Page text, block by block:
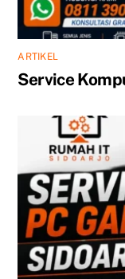
ARTIKEL
Service